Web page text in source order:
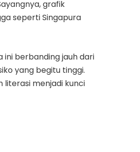
grafik
seperti Singapura
ini berbanding jauh dari
yang begitu tinggi.
literasi menjadi kunci